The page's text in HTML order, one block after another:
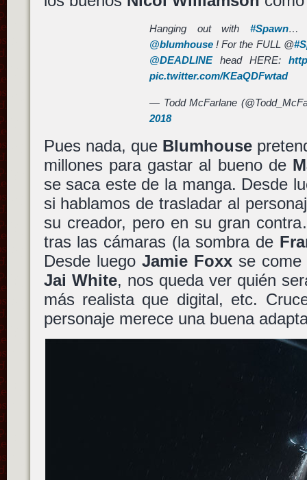
Hanging out with #Spawn
@blumhouse ! For the FULL @
@DEADLINEhead HERE:
pic.twitter.com/KEaQDFwtad
— Todd McFarlane
2018
Pues nada, que Blumhouse
millones para gastar al bueno de
se saca este de la manga. Desde
si hablamos de trasladar al
su creador, pero en su gran
tras las cámaras (la sombra de
Desde luego Jamie Foxxse come
Jai White, nos queda ver quién
más realista que digital, etc.
personaje merece una buena